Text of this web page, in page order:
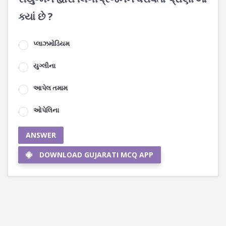
ક્યાં છે ?
પ્લાઝમોડિયમ
યુગ્લીના
આપેલ તમામ
ઓપેલિના
ANSWER
DOWNLOAD GUJARATI MCQ APP